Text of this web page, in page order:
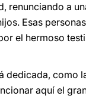
renunciando a
Esas
el hermoso
dedicada,
aquí el